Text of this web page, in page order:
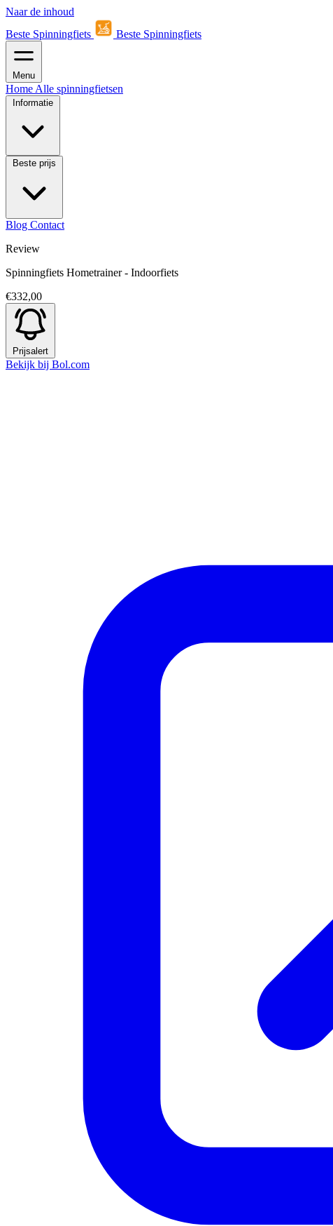
Naar de inhoud
Beste Spinningfiets
Beste Spinningfiets
Menu
Home Alle spinningfietsen
Informatie
Beste prijs
Blog Contact
Review
Spinningfiets Hometrainer - Indoorfiets
€332,00
Prijsalert
Bekijk bij Bol.com